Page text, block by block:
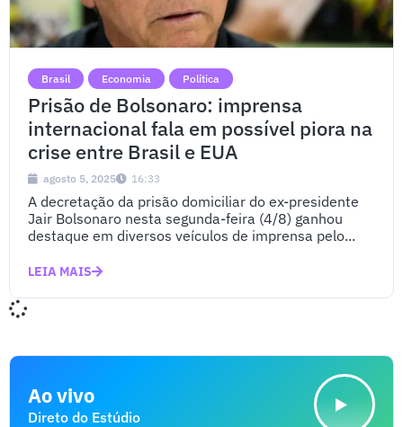
Brasil Economia Política
Prisão de Bolsonaro: imprensa
internacional fala em possível piora na
crise entre Brasil e EUA
agosto 5, 2025 16:33
A decretação da prisão domiciliar do ex-presidente
Jair Bolsonaro nesta segunda-feira (4/8) ganhou
destaque em diversos veículos de imprensa pelo...
LEIA MAIS
Ao vivo
Direto do Estúdio